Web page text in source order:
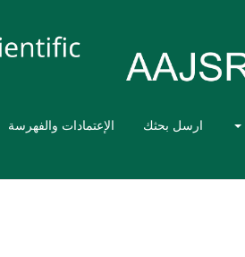
ارسل بحثك الإعتمادات والفهرسة